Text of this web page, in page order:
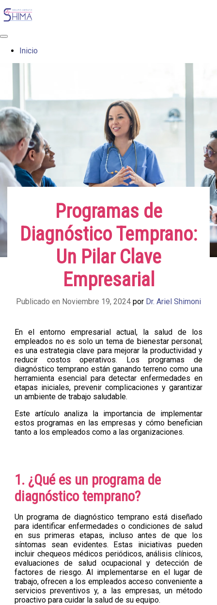
Inicio
Programas de
Diagnóstico Temprano:
Un Pilar Clave
Empresarial
Publicado en Noviembre 19, 2024 por Dr. Ariel Shimoni
En el entorno empresarial actual, la salud de los
empleados no es solo un tema de bienestar personal;
es una estrategia clave para mejorar la productividad y
reducir costos operativos. Los programas de
diagnóstico temprano están ganando terreno como una
herramienta esencial para detectar enfermedades en
etapas iniciales, prevenir complicaciones y garantizar
un ambiente de trabajo saludable.
Este artículo analiza la importancia de implementar
estos programas en las empresas y cómo benefician
tanto a los empleados como a las organizaciones.
1. ¿Qué es un programa de
diagnóstico temprano?
Un programa de diagnóstico temprano está diseñado
para identificar enfermedades o condiciones de salud
en sus primeras etapas, incluso antes de que los
síntomas sean evidentes. Estas iniciativas pueden
incluir chequeos médicos periódicos, análisis clínicos,
evaluaciones de salud ocupacional y detección de
factores de riesgo. Al implementarse en el lugar de
trabajo, ofrecen a los empleados acceso conveniente a
servicios preventivos y, a las empresas, un método
proactivo para cuidar la salud de su equipo.